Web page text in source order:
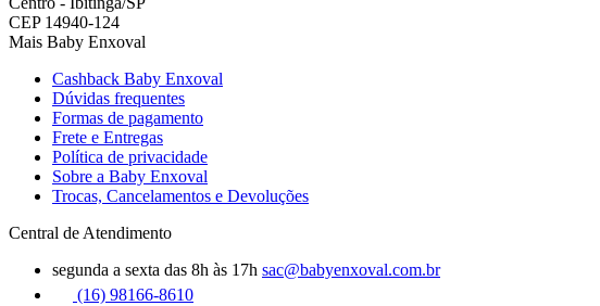
CEP 14940-124
Mais Baby Enxoval
Cashback Baby Enxoval
Dúvidas frequentes
Formas de pagamento
Frete e Entregas
Política de privacidade
Sobre a Baby Enxoval
Trocas, Cancelamentos e Devoluções
Central de Atendimento
segunda a sexta das 8h às 17h sac@babyenxoval.com.br
(16) 98166-8610